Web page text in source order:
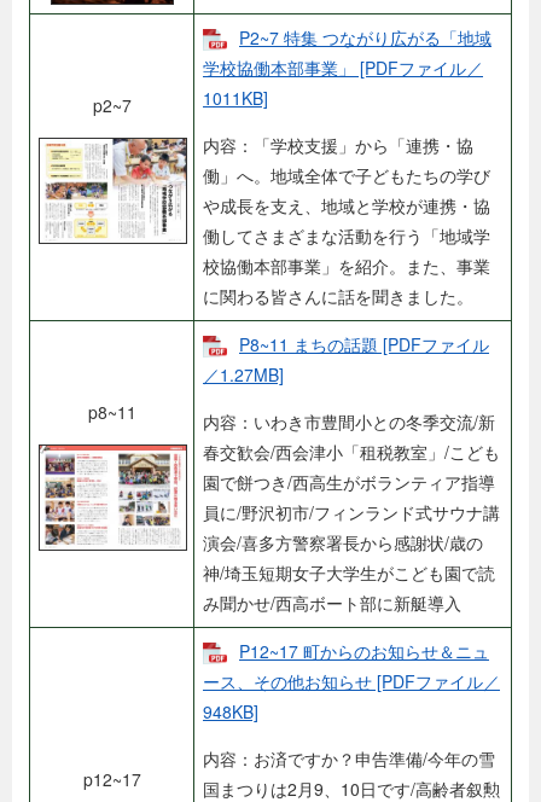
p2~7
P2~7 特集 つながり広がる「地域
学校協働本部事業」 [PDFファイル／
1011KB]
内容：「学校支援」から「連携・協
働」へ。地域全体で子どもたちの学び
や成長を支え、地域と学校が連携・協
働してさまざまな活動を行う「地域学
校協働本部事業」を紹介。また、事業
に関わる皆さんに話を聞きました。
p8~11
P8~11 まちの話題 [PDFファイル
／1.27MB]
内容：いわき市豊間小との冬季交流/新
春交歓会/西会津小「租税教室」/こども
園で餅つき/西高生がボランティア指導
員に/野沢初市/フィンランド式サウナ講
演会/喜多方警察署長から感謝状/歳の
神/埼玉短期女子大学生がこども園で読
み聞かせ/西高ボート部に新艇導入
p12~17
P12~17 町からのお知らせ＆ニュ
ース、その他お知らせ [PDFファイル／
948KB]
内容：お済ですか？申告準備/今年の雪
国まつりは2月9、10日です/高齢者叙勲